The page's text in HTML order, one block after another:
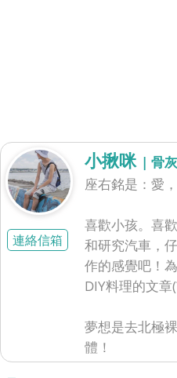
連絡信箱
小揪咪 | 骨
座右銘是：愛
喜歡小孩。喜
和研究汽車，
作的感覺吧！
DIY料理的文章
夢想是去北極
體！